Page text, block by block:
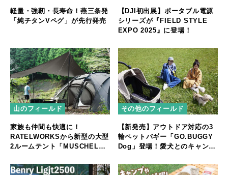
軽量・強靭・長寿命！燕三条発
「純チタンVペグ」が先行発売
【DJI初出展】ポータブル電源
シリーズが『FIELD STYLE
EXPO 2025』に登場！
山のフィールド
家族も仲間も快適に！
RATELWORKSから新型の大型
2ルームテント「MUSCHEL」
その他のフィールド
【新発売】アウトドア対応の3
輪ペットバギー「GO.BUGGY
Dog」登場！愛犬とのキャンプ